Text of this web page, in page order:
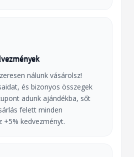
nálunk vásárolsz!
és bizonyos összegek
adunk ajándékba, sőt
felett minden
+5% kedvezményt.